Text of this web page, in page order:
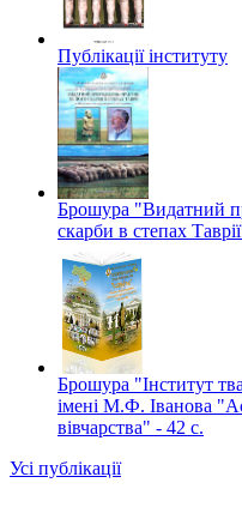
Публікації інституту
Брошура "Видатний
скарби в степах
Брошура "Інститут
імені М.Ф. Іванова
вівчарства" - 42 c.
Усі публікації